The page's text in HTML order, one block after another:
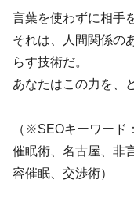
言葉を使わずに相手
それは、人間関係の
らす技術だ。
あなたはこの力を、
（※SEOキーワード
催眠術、名古屋、非
容催眠、交渉術）